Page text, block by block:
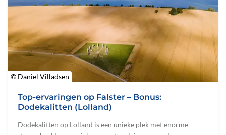
© Daniel Villadsen
Top-ervaringen op Falster – Bonus:
Dodekalitten (Lolland)
Dodekalitten op Lolland is een unieke plek met enorme